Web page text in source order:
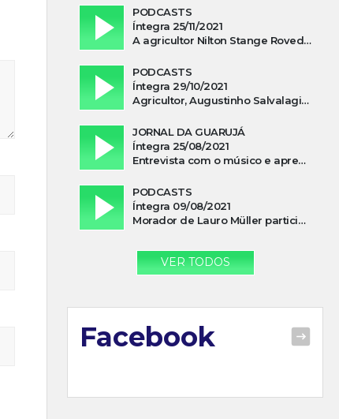
PODCASTS
Íntegra 25/11/2021
A agricultor Nilton Stange Roveda, afirma ter recebido ajuda espiritual durante acidente
PODCASTS
Íntegra 29/10/2021
Agricultor, Augustinho Salvalagio, relata sobre aparição do Cavaleiro Negro no Rio das Furnas
JORNAL DA GUARUJÁ
Íntegra 25/08/2021
Entrevista com o músico e apresentador, Lismael Ferrareis, no Cidade e Campo
PODCASTS
Íntegra 09/08/2021
Morador de Lauro Müller participa de motociata em apoio a Bolsonaro
VER TODOS
Facebook